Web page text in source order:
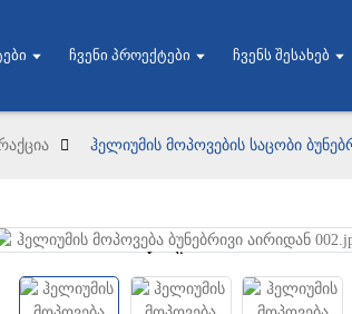
Ჩვენი Პროექტები Ჩვენს Შესახებ
ჰელიუმის მოპოვების საცობი
Loading...
Loading...